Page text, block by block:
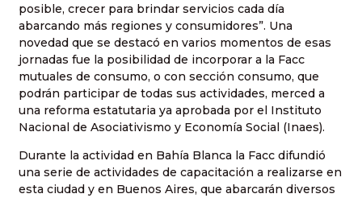
posible, crecer para brindar servicios cada día
abarcando más regiones y consumidores”. Una
novedad que se destacó en varios momentos de esas
jornadas fue la posibilidad de incorporar a la Facc
mutuales de consumo, o con sección consumo, que
podrán participar de todas sus actividades, merced a
una reforma estatutaria ya aprobada por el Instituto
Nacional de Asociativismo y Economía Social (Inaes).
Durante la actividad en Bahía Blanca la Facc difundió
una serie de actividades de capacitación a realizarse en
esta ciudad y en Buenos Aires, que abarcarán diversos